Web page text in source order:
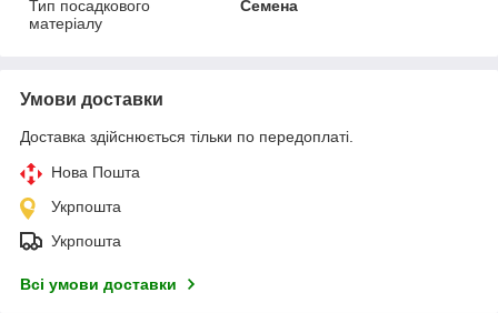
Тип посадкового
матеріалу
Семена
Умови доставки
Доставка здійснюється тільки по передоплаті.
Нова Пошта
Укрпошта
Укрпошта
Всі умови доставки